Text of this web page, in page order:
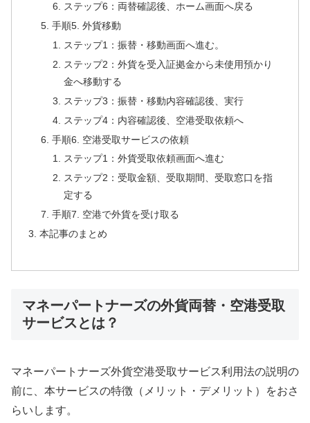
ステップ6：両替確認後、ホーム画面へ戻る
手順5. 外貨移動
ステップ1：振替・移動画面へ進む。
ステップ2：外貨を受入証拠金から未使用預かり
金へ移動する
ステップ3：振替・移動内容確認後、実行
ステップ4：内容確認後、空港受取依頼へ
手順6. 空港受取サービスの依頼
ステップ1：外貨受取依頼画面へ進む
ステップ2：受取金額、受取期間、受取窓口を指
定する
手順7. 空港で外貨を受け取る
本記事のまとめ
マネーパートナーズの外貨両替・空港受取
サービスとは？
マネーパートナーズ外貨空港受取サービス利用法の説明の
前に、本サービスの特徴（メリット・デメリット）をおさ
らいします。